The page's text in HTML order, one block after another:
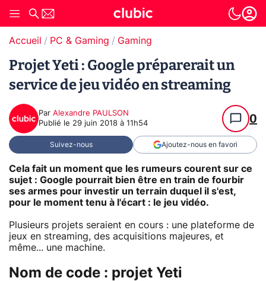
Accueil PC & Gaming Gaming
Projet Yeti : Google préparerait un
service de jeu vidéo en streaming
Par Alexandre PAULSON
Publié le 29 juin 2018 à 11h54 0
Suivez-nous Ajoutez-nous en favori
Cela fait un moment que les rumeurs courent sur ce
sujet : Google pourrait bien être en train de fourbir
ses armes pour investir un terrain duquel il s'est,
pour le moment tenu à l'écart : le jeu vidéo.
Plusieurs projets seraient en cours : une plateforme de
jeux en streaming, des acquisitions majeures, et
même... une machine.
Nom de code : projet Yeti